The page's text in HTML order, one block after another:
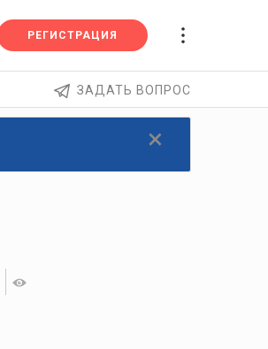
РЕГИСТРАЦИЯ
ЗАДАТЬ ВОПРОС
×